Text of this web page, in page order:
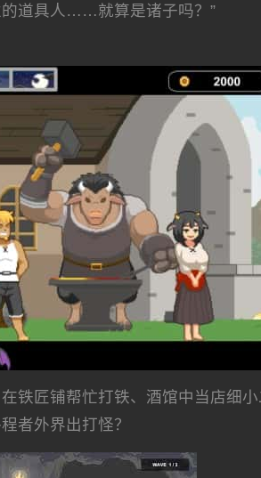
的道具人……就算是诸子吗？”
铁匠铺帮忙打铁、酒馆中当店细
者外界出打怪？